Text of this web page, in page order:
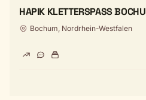
HAPIK KLETTERSPASS BOCHUM
Bochum, Nordrhein-Westfalen